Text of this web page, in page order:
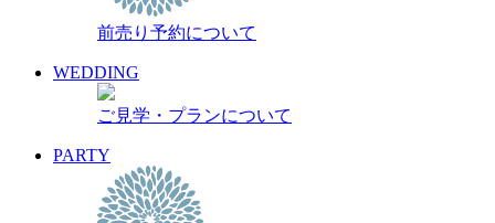
前売り予約について
WEDDING
ご見学・プランについて
PARTY